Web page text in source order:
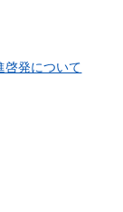
啓発について